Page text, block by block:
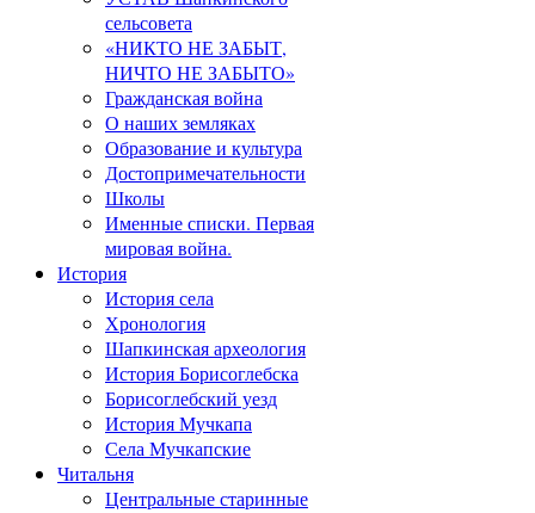
сельсовета
«НИКТО НЕ ЗАБЫТ,
НИЧТО НЕ ЗАБЫТО»
Гражданская война
О наших земляках
Образование и культура
Достопримечательности
Школы
Именные списки. Первая
мировая война.
История
История села
Хронология
Шапкинская археология
История Борисоглебска
Борисоглебский уезд
История Мучкапа
Села Мучкапские
Читальня
Центральные старинные